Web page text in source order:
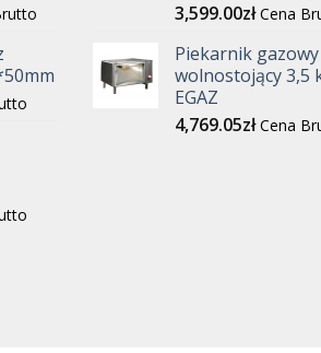
3,599.00zł Cena
Piekarnik gazowy
wolnostojący 3,5
EGAZ
4,769.05zł Cena